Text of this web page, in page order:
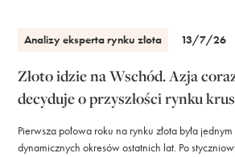
Analizy eksperta rynku złota 13/7/26
Złoto idzie na Wschód. Azja
decyduje o przyszłości rynku
Pierwsza połowa roku na rynku złota była
dynamicznych okresów ostatnich lat. Po